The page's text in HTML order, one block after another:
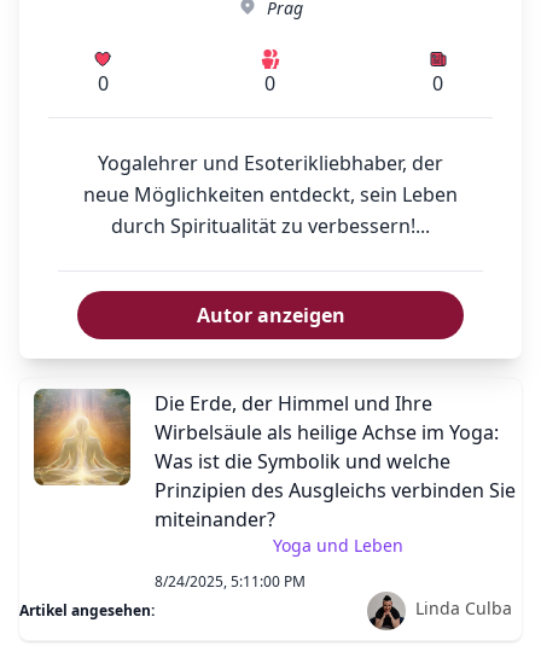
Prag
0 0 0
Yogalehrer und Esoterikliebhaber, der
neue Möglichkeiten entdeckt, sein Leben
durch Spiritualität zu verbessern!...
Autor anzeigen
Die Erde, der Himmel und Ihre
Wirbelsäule als heilige Achse im Yoga:
Was ist die Symbolik und welche
Prinzipien des Ausgleichs verbinden Sie
miteinander?
Yoga und Leben
8/24/2025, 5:11:00 PM
Artikel angesehen:
Linda Culba